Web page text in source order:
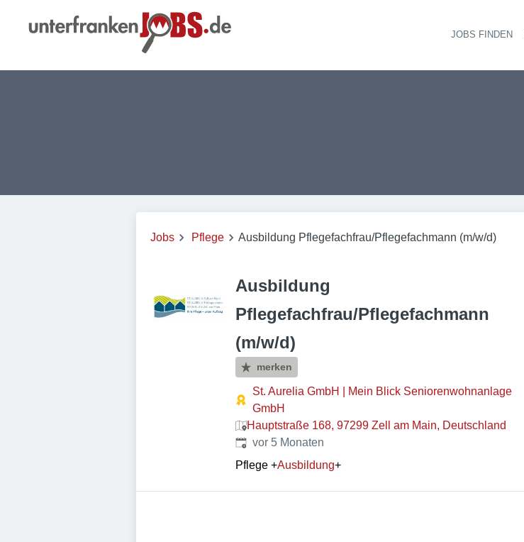
JOBS FINDEN
Jobs Pflege Ausbildung Pflegefachfrau/Pflegefachmann (m/w/d)
Ausbildung
Pflegefachfrau/Pflegefachmann
(m/w/d)
merken
St. Aurelia GmbH | Mein Blick Seniorenwohnanlage
GmbH
Hauptstraße 168, 97299 Zell am Main, Deutschland
Veröffentlicht:
vor 5 Monaten
Pflege +Ausbildung+